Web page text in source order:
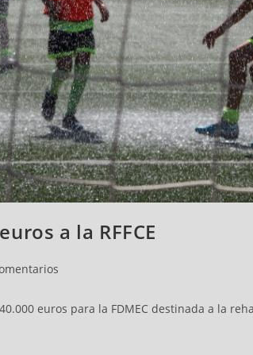
a la RFFCE
euros para la FDMEC destinada a la